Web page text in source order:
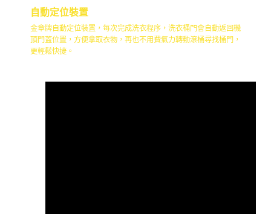
自動定位裝置
金章牌自動定位裝置，每次完成洗衣程序，洗衣桶門會自動返回機
頂門蓋位置，方便拿取衣物，再也不用費氣力轉動滾桶尋找桶門，
更輕鬆快捷。